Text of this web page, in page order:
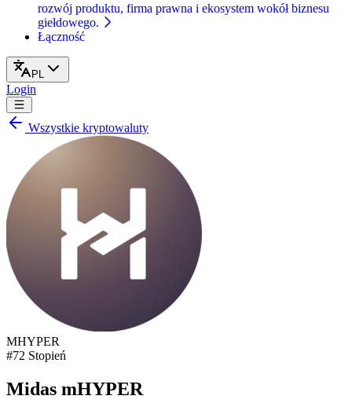
rozwój produktu, firma prawna i ekosystem wokół biznesu
giełdowego.
Łączność
PL
Login
Wszystkie kryptowaluty
MHYPER
#72 Stopień
Midas mHYPER